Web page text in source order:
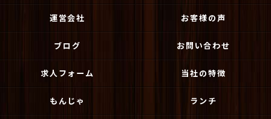
運営会社 お客様の声
ブログ お問い合わせ
求人フォーム 当社の特徴
もんじゃ ランチ